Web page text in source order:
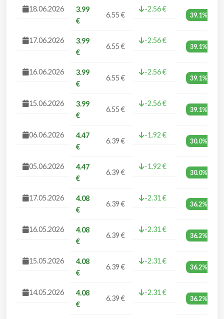
18.06.2026
3.99
€
6.55 €
-2.56 €
39.1%
17.06.2026
3.99
€
6.55 €
-2.56 €
39.1%
16.06.2026
3.99
€
6.55 €
-2.56 €
39.1%
15.06.2026
3.99
€
6.55 €
-2.56 €
39.1%
06.06.2026
4.47
€
6.39 €
-1.92 €
30.0%
05.06.2026
4.47
€
6.39 €
-1.92 €
30.0%
17.05.2026
4.08
€
6.39 €
-2.31 €
36.2%
16.05.2026
4.08
€
6.39 €
-2.31 €
36.2%
15.05.2026
4.08
€
6.39 €
-2.31 €
36.2%
14.05.2026
4.08
€
6.39 €
-2.31 €
36.2%